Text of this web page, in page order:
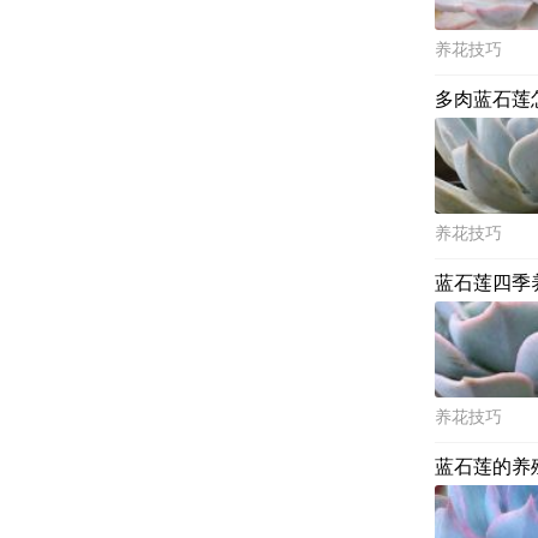
养花技巧
多肉蓝石莲
养花技巧
蓝石莲四季
养花技巧
蓝石莲的养